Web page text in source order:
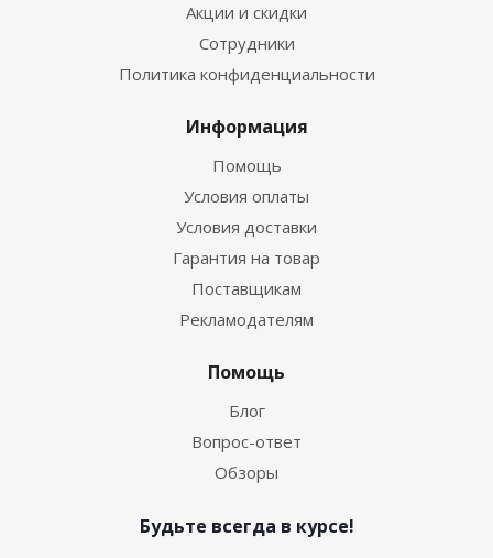
Акции и скидки
Сотрудники
Политика конфиденциальности
Информация
Помощь
Условия оплаты
Условия доставки
Гарантия на товар
Поставщикам
Рекламодателям
Помощь
Блог
Вопрос-ответ
Обзоры
Будьте всегда в курсе!